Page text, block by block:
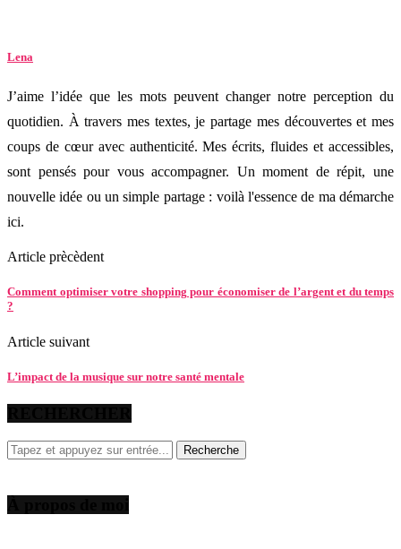
Lena
J’aime l’idée que les mots peuvent changer notre perception du
quotidien. À travers mes textes, je partage mes découvertes et mes
coups de cœur avec authenticité. Mes écrits, fluides et accessibles,
sont pensés pour vous accompagner. Un moment de répit, une
nouvelle idée ou un simple partage : voilà l'essence de ma démarche
ici.
Article prècèdent
Comment optimiser votre shopping pour économiser de l’argent et du temps
?
Article suivant
L’impact de la musique sur notre santé mentale